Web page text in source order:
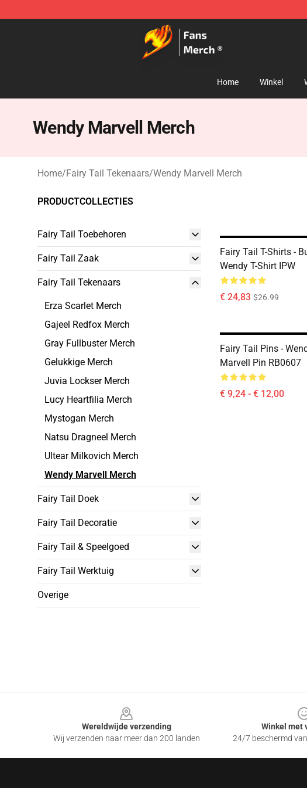
Fairy Tail Store - Official Fairy Tail Merchandise Shop
Home Winkel
Wendy Marvell Merch
Home/Fairy Tail Tekenaars/Wendy Marvell Merch
PRODUCTCOLLECTIES
Fairy Tail Toebehoren
Fairy Tail Zaak
Fairy Tail Tekenaars
Erza Scarlet Merch
Gajeel Redfox Merch
Gray Fullbuster Merch
Gelukkige Merch
Juvia Lockser Merch
Lucy Heartfilia Merch
Mystogan Merch
Natsu Dragneel Merch
Ultear Milkovich Merch
Wendy Marvell Merch
Fairy Tail Doek
Fairy Tail Decoratie
Fairy Tail & Speelgoed
Fairy Tail Werktuig
Overige
Fairy Tail T-Shirts -
Wendy T-Shirt IPW
€ 24,83 $26.99
Fairy Tail Pins -
Marvell Pin RB0607
€ 9,24 - € 12,00
Wereldwijde verzending
Wij verzenden naar meer dan 200 landen
Winkel met
24/7 beschermd